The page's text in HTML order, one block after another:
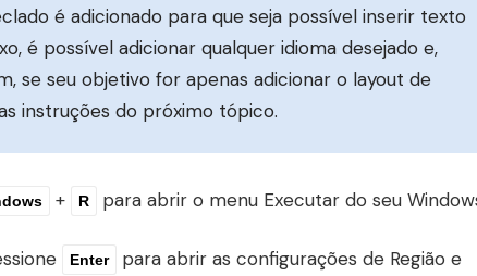
é adicionado para que seja possível inserir texto
é possível adicionar qualquer idioma desejado e,
se seu objetivo for apenas adicionar o layout de
instruções do próximo tópico.
+ R para abrir o menu Executar do seu
Enter
para abrir as configurações de Região e